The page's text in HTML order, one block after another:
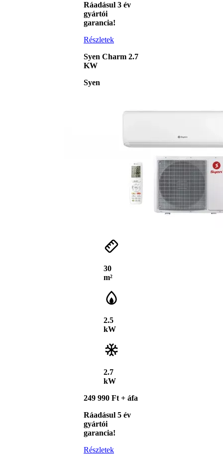
Ráadásul 3 év
gyártói
garancia!
Részletek
Syen Charm 2.7
KW
Syen
30
m²
2.5
kW
2.7
kW
249 990 Ft + áfa
Ráadásul 5 év
gyártói
garancia!
Részletek